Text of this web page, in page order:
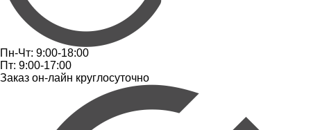
Пн-Чт: 9:00-18:00
Пт: 9:00-17:00
Заказ он-лайн круглосуточно